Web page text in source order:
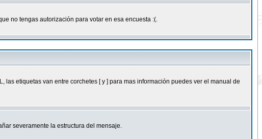
no tengas autorización para votar en esa encuesta :(.
etiquetas van entre corchetes [ y ] para mas información puedes ver el manual de
severamente la estructura del mensaje.